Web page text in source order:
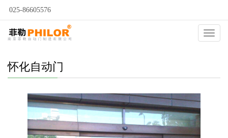
025-86605576
自动门
怀化自动门